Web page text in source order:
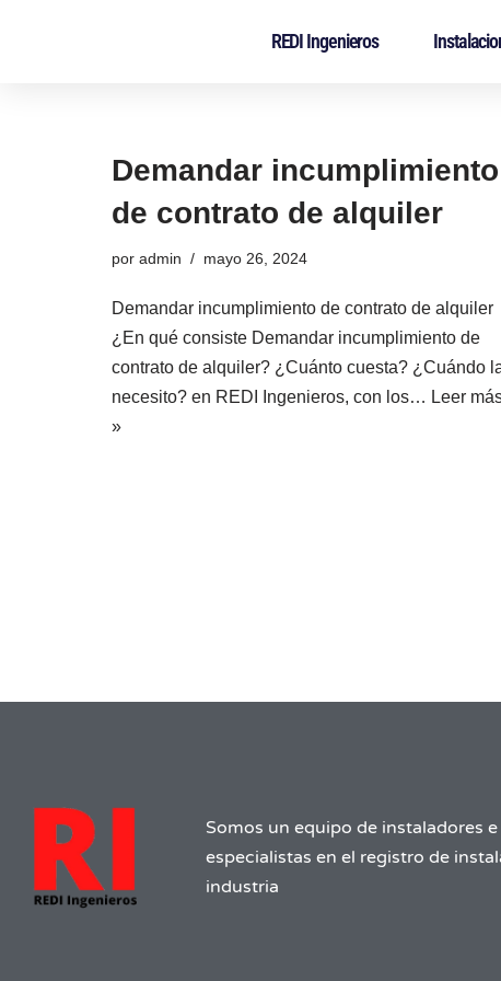
REDI Ingenieros
Demandar incumplimiento
de contrato de alquiler
por admin mayo 26, 2024
Demandar incumplimiento de contrato de alquiler
¿En qué consiste Demandar incumplimiento de
contrato de alquiler? ¿Cuánto cuesta? ¿Cuándo
necesito? en REDI Ingenieros, con los… Leer
»
Somos un equipo de instaladores
especialistas en el registro de
industria